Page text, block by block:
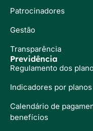
Patrocinadores
Gestão
Transparência
Previdência
Regulamento dos
Indicadores por planos
Calendário de
benefícios